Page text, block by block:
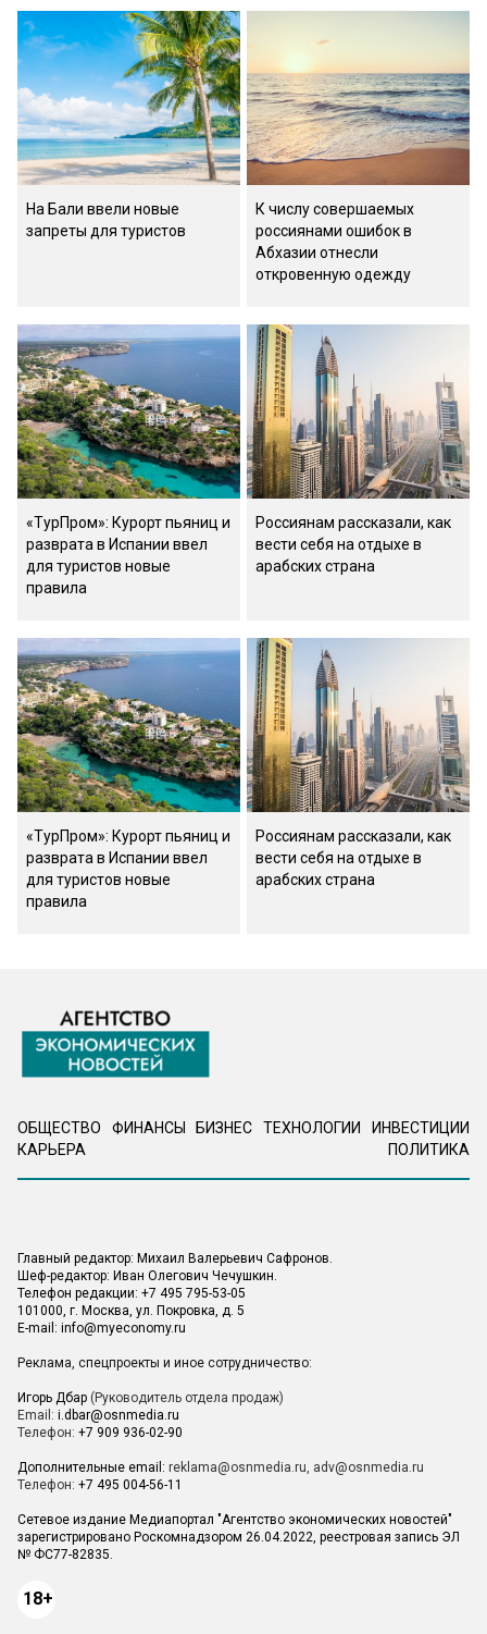
На Бали ввели новые
запреты для туристов
К числу совершаемых
россиянами ошибок в
Абхазии отнесли
откровенную одежду
«ТурПром»: Курорт пьяниц и
разврата в Испании ввел
для туристов новые
правила
Россиянам рассказали, как
вести себя на отдыхе в
арабских страна
«ТурПром»: Курорт пьяниц и
разврата в Испании ввел
для туристов новые
правила
Россиянам рассказали, как
вести себя на отдыхе в
арабских страна
ОБЩЕСТВО ФИНАНСЫ БИЗНЕС ТЕХНОЛОГИИ
ИНВЕСТИЦИИ
КАРЬЕРА
ПОЛИТИКА
Главный редактор: Михаил Валерьевич Сафронов.
Шеф-редактор: Иван Олегович Чечушкин.
Телефон редакции: +7 495 795-53-05
101000, г. Москва, ул. Покровка, д. 5
E-mail: info@myeconomy.ru
Реклама, спецпроекты и иное сотрудничество:
Игорь Дбар (Руководитель отдела продаж)
Email: i.dbar@osnmedia.ru
Телефон: +7 909 936-02-90
Дополнительные email: reklama@osnmedia.ru, adv@osnmedia.ru
Телефон: +7 495 004-56-11
Сетевое издание Медиапортал "Агентство экономических новостей"
зарегистрировано Роскомнадзором 26.04.2022, реестровая запись ЭЛ
№ ФС77-82835.
18+